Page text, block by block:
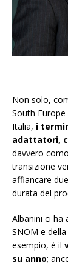
Non solo,
South
Italia, i
adattatori,
davvero
transizione
affiancare
durata del
Albanini ci ha
SNOM e
esempio, è il
su anno;